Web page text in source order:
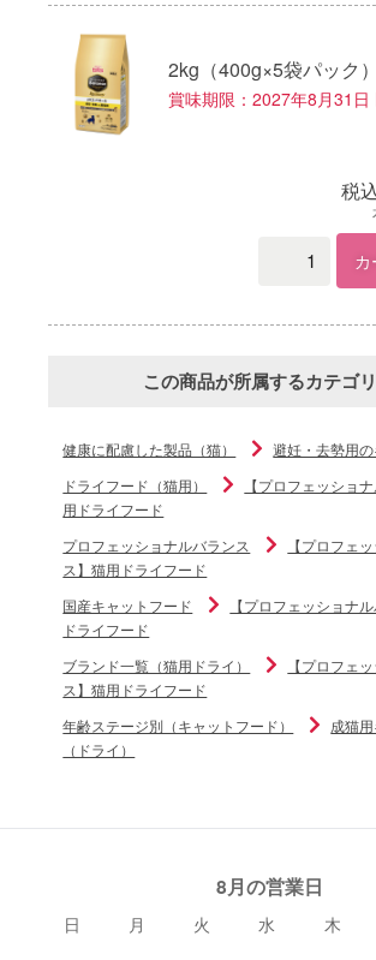
2kg（400g×5袋パック）
賞味期限：2027年8月31日
税
カ
この商品が所属するカテゴ
健康に配慮した製品（猫）
避妊・去勢用
ドライフード（猫用）
【プロフェッショ
用ドライフード
プロフェッショナルバランス
【プロフェ
ス】猫用ドライフード
国産キャットフード
【プロフェッショナ
ドライフード
ブランド一覧（猫用ドライ）
【プロフェ
ス】猫用ドライフード
年齢ステージ別（キャットフード）
成猫
（ドライ）
8月の営業日
日 月 火 水 木